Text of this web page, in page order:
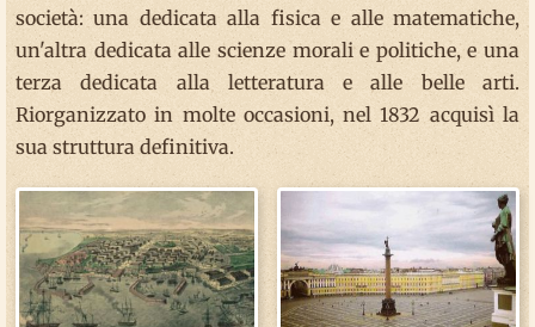
società: una dedicata alla fisica e alle matematiche,
un'altra dedicata alle scienze morali e politiche, e una
terza dedicata alla letteratura e alle belle arti.
Riorganizzato in molte occasioni, nel 1832 acquisì la
sua struttura definitiva.